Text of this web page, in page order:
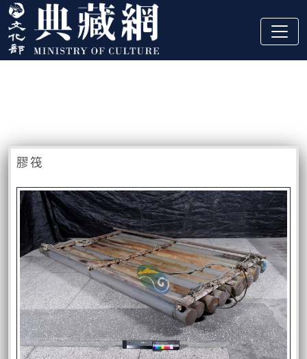
跳到主要內容
:::
膠筏